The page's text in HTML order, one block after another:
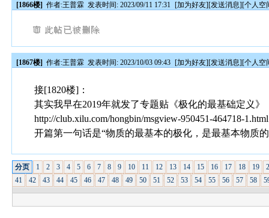
[1866楼] 作者:王普霖 发表时间: 2023/09/11 17:31 [加为好友][发送消息][个人空
[1867楼] 作者:王普霖 发表时间: 2023/10/03 09:43 [加为好友][发送消息][个人空
接[1820楼]：
其实我早在2019年就发了专题贴《极化的最基础定义》
http://club.xilu.com/hongbin/msgview-950451-464718-1.html
开篇第一句话是“物质的最基本的极化，是最基本物质
分页 1 2 3 4 5 6 7 8 9 10 11 12 13 14 15 16 17 18 19
41
42 43 44 45 46 47 48 49 50 51 52 53 54 55 56 57 58